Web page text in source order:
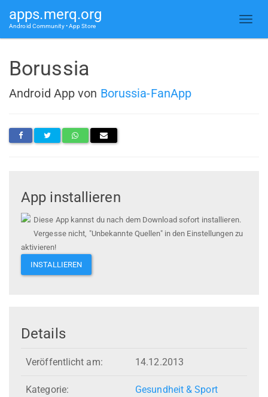
apps.merq.org
Android Community • App Store
Borussia
Android App von Borussia-FanApp
App installieren
Diese App kannst du nach dem Download sofort installieren.
Vergesse nicht, "Unbekannte Quellen" in den Einstellungen zu
aktivieren!
INSTALLIEREN
Details
Veröffentlicht am: 14.12.2013
Kategorie: Gesundheit & Sport